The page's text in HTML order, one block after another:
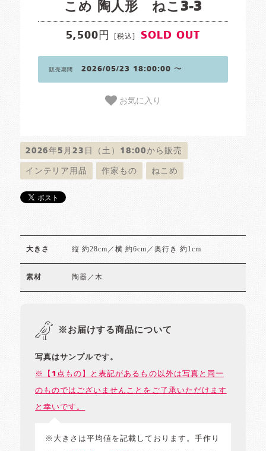
こめ 陶人形 ねこ3-3
5,500円 [税込] SOLD OUT
販売期間 2026/05/23 18:00:00 〜
お気に入り
2026年5月23日（土）18:00から販売
インテリア用品 作家もの ねこめ
大きさ 縦 約28cm／横 約6cm／奥行き 約1cm
素材 陶器／木
※お届けする商品について
写真はサンプルです。
※【1点もの】と表記があるもの以外は写真と同一
のものではございませんことをご了承いただけます
と幸いです。
※大きさは平均値を記載しております。手作り